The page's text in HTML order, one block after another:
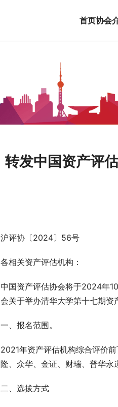
首页协会
转发中国资产评
沪评协〔2024〕56号
各相关资产评估机构：
中国资产评估协会将于2024年
会关于举办清华大学第十七期资
一、报名范围。
2021年资产评估机构综合评价
隆、众华、金证、财瑞、普华永
二、选拔方式